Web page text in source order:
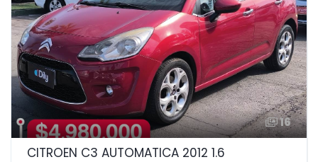
16
CITROEN C3 AUTOMATICA 2012 1.6